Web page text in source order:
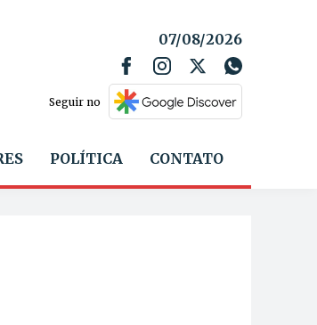
07/08/2026
Seguir no
POLÍTICA CONTATO